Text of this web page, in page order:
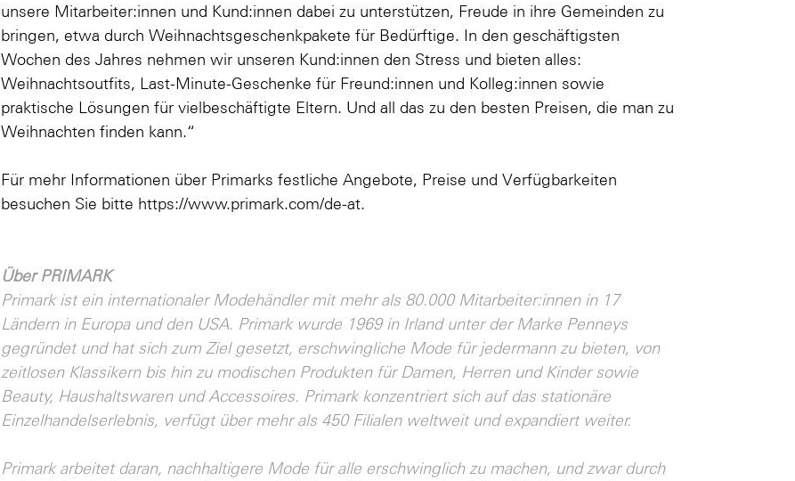
unsere Mitarbeiter:innen und Kund:innen dabei zu unterstützen, Freude in ihre Gemeinden zu
bringen, etwa durch Weihnachtsgeschenkpakete für Bedürftige. In den geschäftigsten
Wochen des Jahres nehmen wir unseren Kund:innen den Stress und bieten alles:
Weihnachtsoutfits, Last-Minute-Geschenke für Freund:innen und Kolleg:innen sowie
praktische Lösungen für vielbeschäftigte Eltern. Und all das zu den besten Preisen, die man zu
Weihnachten finden kann.“
Für mehr Informationen über Primarks festliche Angebote, Preise und Verfügbarkeiten
besuchen Sie bitte https://www.primark.com/de-at.
Über PRIMARK
Primark ist ein internationaler Modehändler mit mehr als 80.000 Mitarbeiter:innen in 17
Ländern in Europa und den USA. Primark wurde 1969 in Irland unter der Marke Penneys
gegründet und hat sich zum Ziel gesetzt, erschwingliche Mode für jedermann zu bieten, von
zeitlosen Klassikern bis hin zu modischen Produkten für Damen, Herren und Kinder sowie
Beauty, Haushaltswaren und Accessoires. Primark konzentriert sich auf das stationäre
Einzelhandelserlebnis, verfügt über mehr als 450 Filialen weltweit und expandiert weiter.
Primark arbeitet daran, nachhaltigere Mode für alle erschwinglich zu machen, und zwar durch